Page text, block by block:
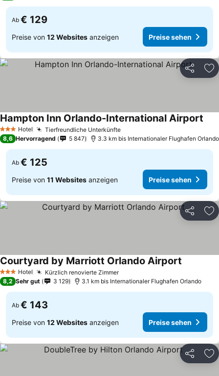
Ab € 129
Preise von 12 Websites anzeigen Preise sehen
Teilen
3 SterneHotel Tierfreundliche UnterkünftePreise sehen
Hampton Inn Orlando-International Airport
8,6 Hervorragend 5 847 3.3 km bis Internationaler Flughafen Orlando
Ab € 125
Preise von 11 Websites anzeigen Preise sehen
Teilen
3 SterneHotel Kürzlich renovierte ZimmerPreise sehen
Courtyard by Marriott Orlando Airport
8,2 Sehr gut 3 129 3.1 km bis Internationaler Flughafen Orlando
Ab € 143
Preise von 12 Websites anzeigen Preise sehen
Teilen